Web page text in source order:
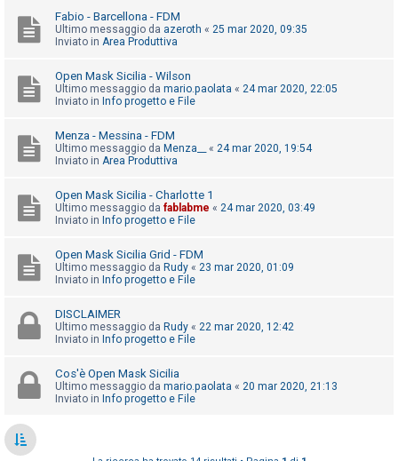
A
o
m
n
t
t
v
C
e
c
a
Fabio - Barcellona - FDM
Ultimo messaggio da azeroth « 25 mar 2020, 09:35
Inviato in Area Produttiva
Open Mask Sicilia - Wilson
Ultimo messaggio da mario.paolata « 24 mar 2020, 22:05
Inviato in Info progetto e File
Menza - Messina - FDM
Ultimo messaggio da Menza__ « 24 mar 2020, 19:54
Inviato in Area Produttiva
Open Mask Sicilia - Charlotte 1
Ultimo messaggio da fablabme « 24 mar 2020, 03:49
Inviato in Info progetto e File
Open Mask Sicilia Grid - FDM
Ultimo messaggio da Rudy « 23 mar 2020, 01:09
Inviato in Info progetto e File
DISCLAIMER
Ultimo messaggio da Rudy « 22 mar 2020, 12:42
Inviato in Info progetto e File
Cos'è Open Mask Sicilia
Ultimo messaggio da mario.paolata « 20 mar 2020, 21:13
Inviato in Info progetto e File